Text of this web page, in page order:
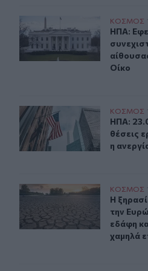
ΗΠΑ: Εφετείο απαγόρευσε
ΚΟΣΜΟΣ
ΗΠΑ:
ΗΠΑ:
Οίκο
ΗΠΑ: 23.000 θέσεις ΚΟΣΜΟΣ
ΗΠΑ:
ΗΠΑ:
θέσεις
η
Η ξηρασία εξαπλώνεται σε
ΚΟΣΜΟΣ
Η
Η
την
εδάφη
χαμηλά